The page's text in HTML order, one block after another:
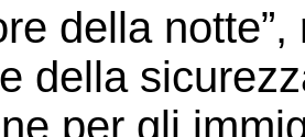
della
della
per gli